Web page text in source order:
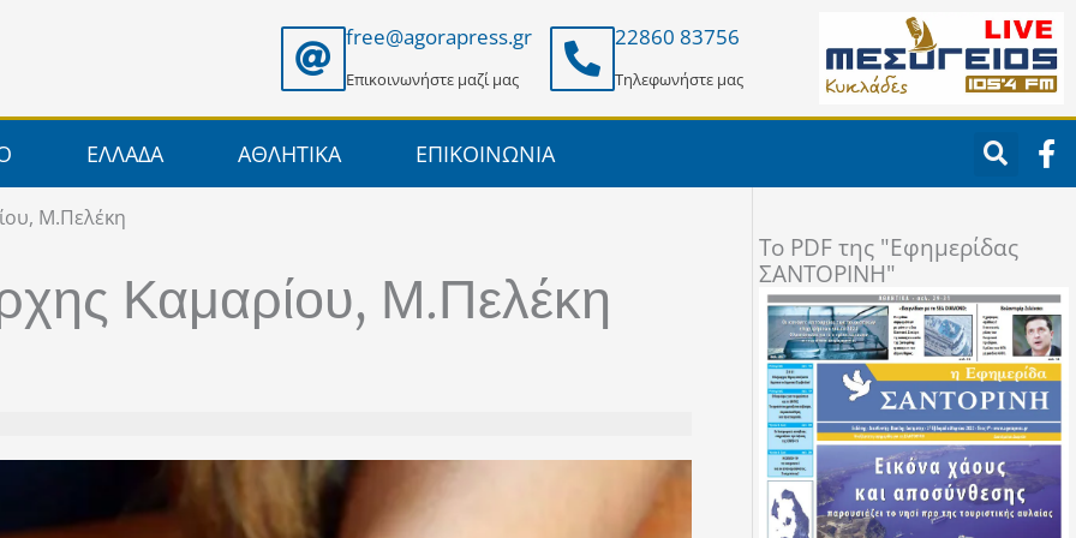
free@agorapress.gr
Επικοινωνήστε μαζί μας
22860 83756
Τηλεφωνήστε μας
ΕΛΛΑΔΑ ΑΘΛΗΤΙΚΑ ΕΠΙΚΟΙΝΩΝΙΑ F
a
c
o
k
-
f
Μ.Πελέκη
Καμαρίου, Μ.Πελέκη
To PDF της "Εφημερίδας
ΣΑΝΤΟΡΙΝΗ"